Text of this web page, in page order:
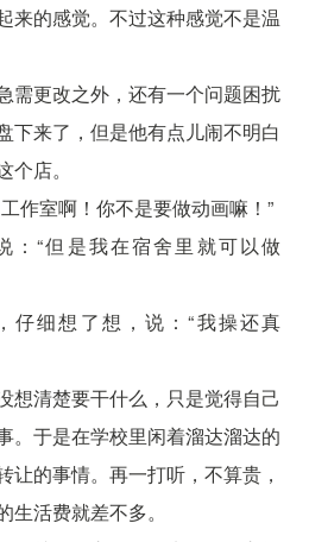
的感觉。不过这种感觉不是温
需更改之外，还有一个问题困扰
下来了，但是他有点儿闹不明白
店。
作室啊！你不是要做动画嘛！”
：“但是我在宿舍里就可以做
仔细想了想，说：“我操还真
想清楚要干什么，只是觉得自己
。于是在学校里闲着溜达溜达的
让的事情。再一打听，不算贵，
生活费就差不多。